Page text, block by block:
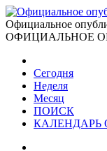
Официальное
ОФИЦИАЛЬНОЕ
Сегодня
Неделя
Месяц
ПОИСК
КАЛЕНДАРЬ